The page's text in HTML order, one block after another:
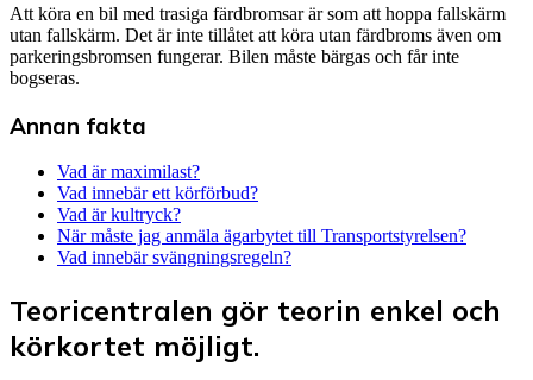
Att köra en bil med trasiga färdbromsar är som att hoppa fallskärm
utan fallskärm. Det är inte tillåtet att köra utan färdbroms även om
parkeringsbromsen fungerar. Bilen måste bärgas och får inte
bogseras.
Annan fakta
Vad är maximilast?
Vad innebär ett körförbud?
Vad är kultryck?
När måste jag anmäla ägarbytet till Transportstyrelsen?
Vad innebär svängningsregeln?
Teoricentralen gör teorin enkel och
körkortet möjligt.